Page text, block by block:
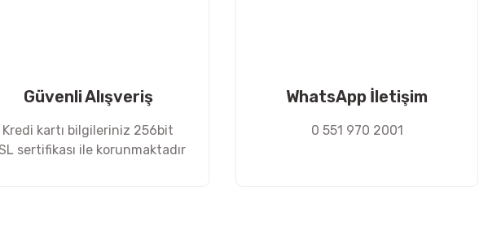
Güvenli Alışveriş
Kredi kartı bilgileriniz 256bit
sertifikası ile korunmaktadır
WhatsApp İletişim
0 551 970 2001